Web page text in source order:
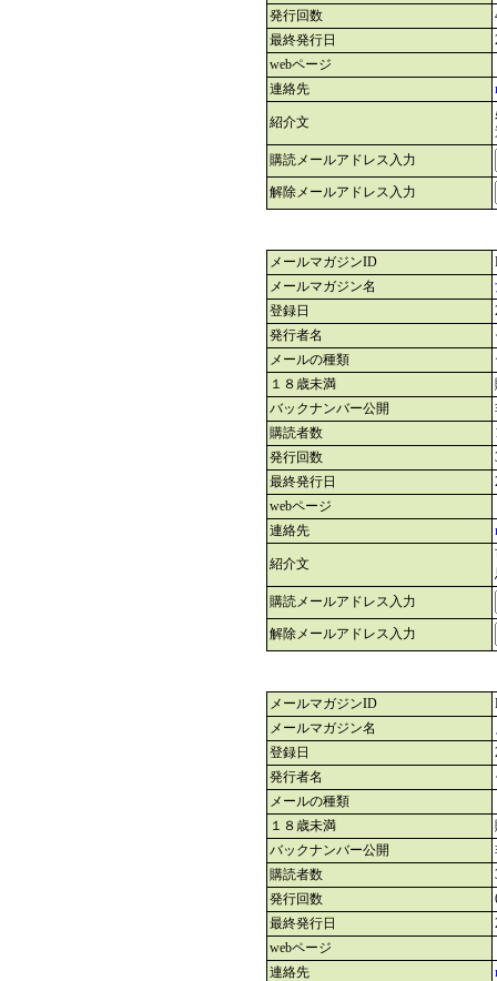
発行回数
最終発行日
webページ
連絡先
紹介文
購読メールアドレス入力
解除メールアドレス入力
メールマガジンID
メールマガジン名
登録日
発行者名
メールの種類
１８歳未満
バックナンバー公開
購読者数
発行回数
最終発行日
webページ
連絡先
紹介文
購読メールアドレス入力
解除メールアドレス入力
メールマガジンID
メールマガジン名
登録日
発行者名
メールの種類
１８歳未満
バックナンバー公開
購読者数
発行回数
最終発行日
webページ
連絡先